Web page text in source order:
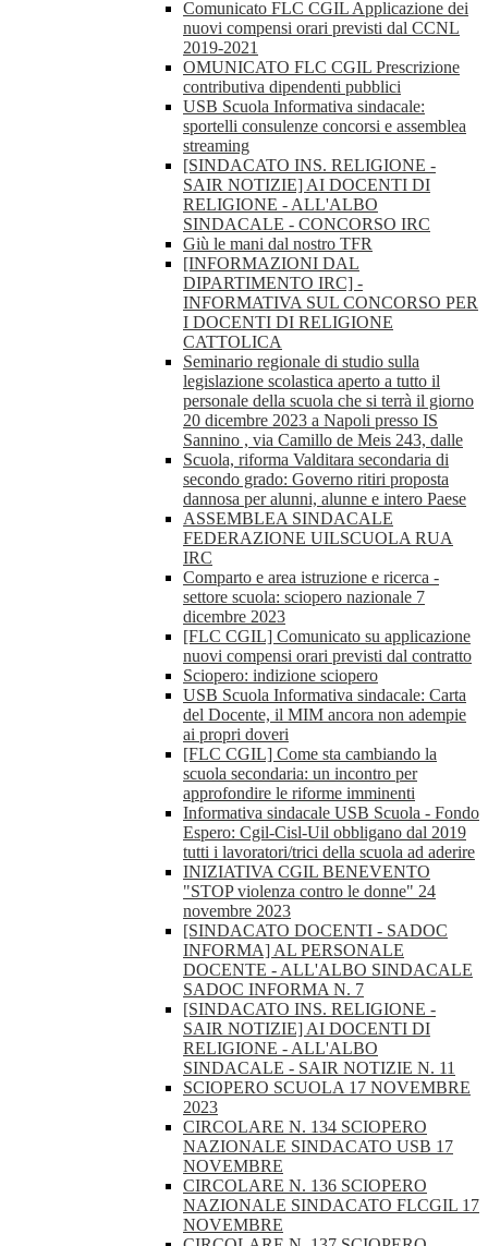
Comunicato FLC CGIL Applicazione dei
nuovi compensi orari previsti dal CCNL
2019-2021
OMUNICATO FLC CGIL Prescrizione
contributiva dipendenti pubblici
USB Scuola Informativa sindacale:
sportelli consulenze concorsi e assemblea
streaming
[SINDACATO INS. RELIGIONE -
SAIR NOTIZIE] AI DOCENTI DI
RELIGIONE - ALL'ALBO
SINDACALE - CONCORSO IRC
Giù le mani dal nostro TFR
[INFORMAZIONI DAL
DIPARTIMENTO IRC] -
INFORMATIVA SUL CONCORSO PER
I DOCENTI DI RELIGIONE
CATTOLICA
Seminario regionale di studio sulla
legislazione scolastica aperto a tutto il
personale della scuola che si terrà il giorno
20 dicembre 2023 a Napoli presso IS
Sannino , via Camillo de Meis 243, dalle
Scuola, riforma Valditara secondaria di
secondo grado: Governo ritiri proposta
dannosa per alunni, alunne e intero Paese
ASSEMBLEA SINDACALE
FEDERAZIONE UILSCUOLA RUA
IRC
Comparto e area istruzione e ricerca -
settore scuola: sciopero nazionale 7
dicembre 2023
[FLC CGIL] Comunicato su applicazione
nuovi compensi orari previsti dal contratto
Sciopero: indizione sciopero
USB Scuola Informativa sindacale: Carta
del Docente, il MIM ancora non adempie
ai propri doveri
[FLC CGIL] Come sta cambiando la
scuola secondaria: un incontro per
approfondire le riforme imminenti
Informativa sindacale USB Scuola - Fondo
Espero: Cgil-Cisl-Uil obbligano dal 2019
tutti i lavoratori/trici della scuola ad aderire
INIZIATIVA CGIL BENEVENTO
"STOP violenza contro le donne" 24
novembre 2023
[SINDACATO DOCENTI - SADOC
INFORMA] AL PERSONALE
DOCENTE - ALL'ALBO SINDACALE
SADOC INFORMA N. 7
[SINDACATO INS. RELIGIONE -
SAIR NOTIZIE] AI DOCENTI DI
RELIGIONE - ALL'ALBO
SINDACALE - SAIR NOTIZIE N. 11
SCIOPERO SCUOLA 17 NOVEMBRE
2023
CIRCOLARE N. 134 SCIOPERO
NAZIONALE SINDACATO USB 17
NOVEMBRE
CIRCOLARE N. 136 SCIOPERO
NAZIONALE SINDACATO FLCGIL 17
NOVEMBRE